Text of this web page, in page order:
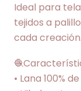
Ideal para
tejidos a
cada creación.
• Lana 100%